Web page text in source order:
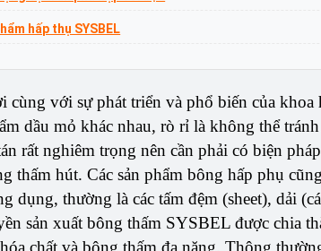
hấp thụ SYSBEL
cùng với sự phát triển và phổ biến của
dầu mỏ khác nhau, rò rỉ là không thể
rất nghiêm trọng nên cần phải có biện
thấm hút. Các sản phẩm bông hấp phụ
dụng, thường là các tấm đệm (sheet), dải
sản xuất bông thấm SYSBEL được chia
chất và bông thấm đa năng. Thông